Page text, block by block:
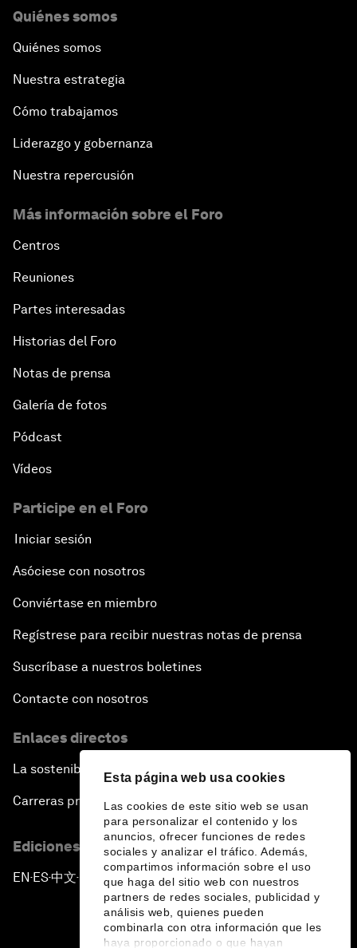
Esta página web usa cookies
Las cookies de este sitio web se usan
para personalizar el contenido y los
anuncios, ofrecer funciones de redes
sociales y analizar el tráfico. Además,
compartimos información sobre el uso
que haga del sitio web con nuestros
partners de redes sociales, publicidad y
análisis web, quienes pueden
combinarla con otra información que les
haya proporcionado o que hayan
Quiénes somos
Quiénes somos
Nuestra estrategia
Cómo trabajamos
Liderazgo y gobernanza
Nuestra repercusión
Más información sobre el Foro
Centros
Reuniones
Partes interesadas
Historias del Foro
Notas de prensa
Galería de fotos
Pódcast
Vídeos
Participe en el Foro
Iniciar sesión
Asóciese con nosotros
Conviértase en miembro
Regístrese para recibir nuestras notas de prensa
Suscríbase a nuestros boletines
Contacte con nosotros
Enlaces directos
La sostenibilidad en el Foro
Carreras profesionales
Ediciones en otros idiomas
EN ▪ES▪中文▪ 日本語